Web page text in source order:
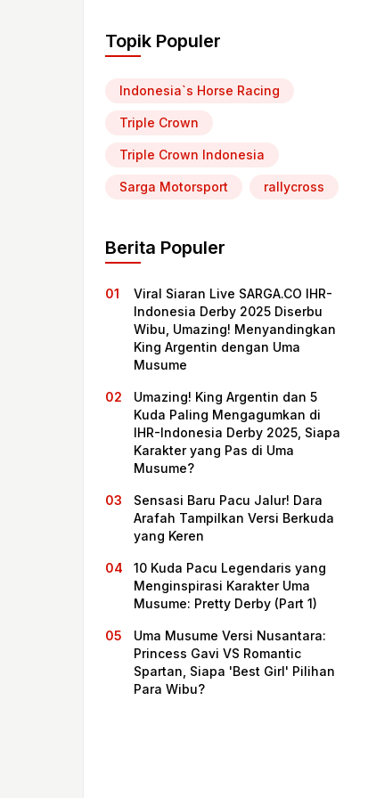
Topik Populer
Indonesia`s Horse Racing
Triple Crown
Triple Crown Indonesia
Sarga Motorsport rallycross
Berita Populer
Viral Siaran Live SARGA.CO IHR-
Indonesia Derby 2025 Diserbu
Wibu, Umazing! Menyandingkan
King Argentin dengan Uma
Musume
Umazing! King Argentin dan 5
Kuda Paling Mengagumkan di
IHR-Indonesia Derby 2025, Siapa
Karakter yang Pas di Uma
Musume?
Sensasi Baru Pacu Jalur! Dara
Arafah Tampilkan Versi Berkuda
yang Keren
10 Kuda Pacu Legendaris yang
Menginspirasi Karakter Uma
Musume: Pretty Derby (Part 1)
Uma Musume Versi Nusantara:
Princess Gavi VS Romantic
Spartan, Siapa 'Best Girl' Pilihan
Para Wibu?